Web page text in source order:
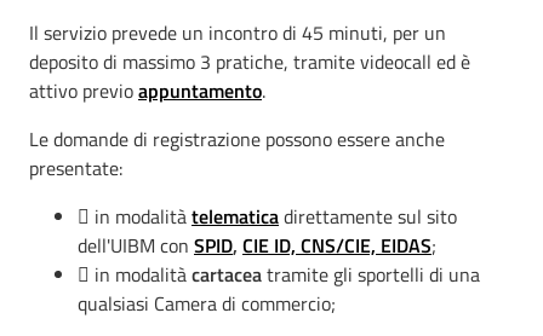
Il servizio prevede un incontro di 45 minuti, per un
deposito di massimo 3 pratiche, tramite videocall ed è
attivo previoappuntamento.
Le domande di registrazione possono essere anche
presentate:
 in modalitàtelematicadirettamente sul sito
dell'UIBM con SPID, CIE ID, CNS/CIE, EIDAS;
 in modalitàcartaceatramite gli sportelli di una
qualsiasi Camera di commercio;